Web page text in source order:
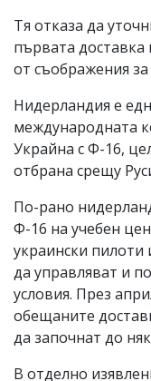
Тя отказа да
първата доставка
от съображения за
Нидерландия е
международната
Украйна с Ф-16,
отбрана срещу
По-рано
Ф-16 на учебен
украински пилоти
да управляват и
условия. През
обещаните
да започнат до
В отделно